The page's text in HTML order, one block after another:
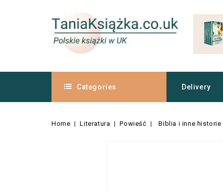
Categories Delivery
Home Literatura Powieść Biblia i inne historie